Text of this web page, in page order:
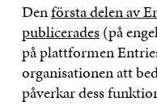
Denförsta delen av
publicerades(på
på plattformen
organisationen att
påverkar dess